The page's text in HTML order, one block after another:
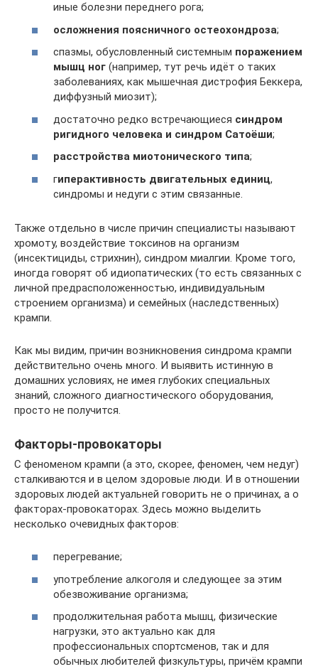
иные болезни переднего рога;
осложнения поясничного остеохондроза;
спазмы, обусловленный системным поражением
мышц ног (например, тут речь идёт о таких
заболеваниях, как мышечная дистрофия Беккера,
диффузный миозит);
достаточно редко встречающиеся синдром
ригидного человека и синдром Сатоёши;
расстройства миотонического типа;
гиперактивность двигательных единиц,
синдромы и недуги с этим связанные.
Также отдельно в числе причин специалисты называют
хромоту, воздействие токсинов на организм
(инсектициды, стрихнин), синдром миалгии. Кроме того,
иногда говорят об идиопатических (то есть связанных с
личной предрасположенностью, индивидуальным
строением организма) и семейных (наследственных)
крампи.
Как мы видим, причин возникновения синдрома крампи
действительно очень много. И выявить истинную в
домашних условиях, не имея глубоких специальных
знаний, сложного диагностического оборудования,
просто не получится.
Факторы-провокаторы
С феноменом крампи (а это, скорее, феномен, чем недуг)
сталкиваются и в целом здоровые люди. И в отношении
здоровых людей актуальней говорить не о причинах, а о
факторах-провокаторах. Здесь можно выделить
несколько очевидных факторов:
перегревание;
употребление алкоголя и следующее за этим
обезвоживание организма;
продолжительная работа мышц, физические
нагрузки, это актуально как для
профессиональных спортсменов, так и для
обычных любителей физкультуры, причём крампи